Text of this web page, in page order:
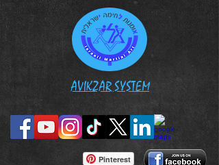
AVIKZAR SYSTEM
Pinterest